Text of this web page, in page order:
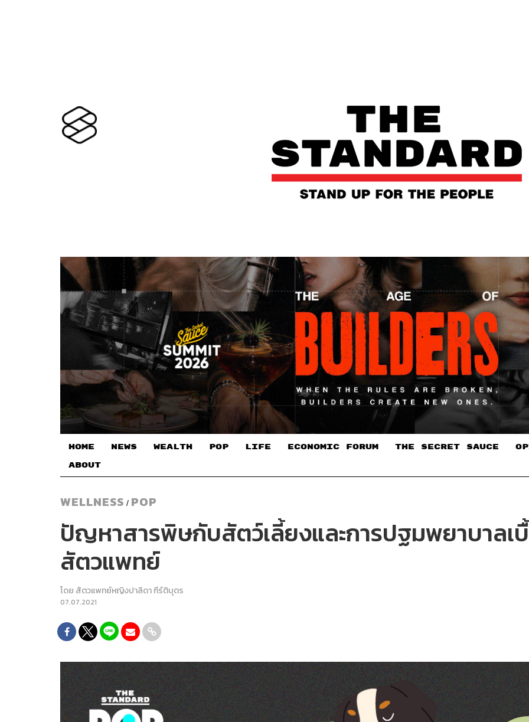
HOME NEWS WEALTH POP LIFE ECONOMIC FORUM THE SECRET SAUCE​
ABOUT
WELLNESS / POP
ปัญหาสารพิษกับสัตว์เลี้ยงและการปฐมพยาบาล
สัตวแพทย์
โดย สัตวแพทย์หญิงปาลิดา กีร์ติบุตร
07.07.2021